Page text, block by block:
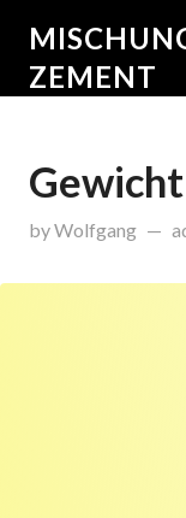
ZEMENT
byWolfgang